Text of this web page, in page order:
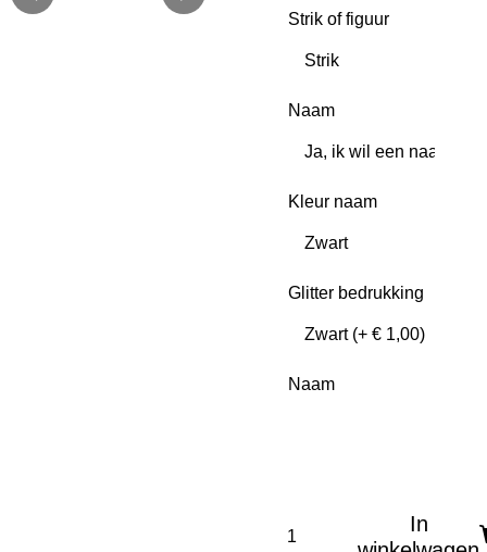
Strik of figuur
Naam
Kleur naam
Glitter bedrukking
Naam
In